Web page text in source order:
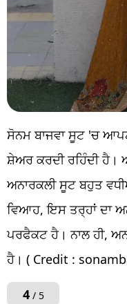
ਸੋਨਮ ਬਾਜਵਾ ਸੂਟ 'ਚ
ਸ਼ੇਅਰ ਕਰਦੀ ਰਹਿੰਦੀ ਹੈ।
ਅਨਾਰਕਲੀ ਸੂਟ ਬਹੁਤ
ਵਿਆਹ, ਇਸ ਤਰ੍ਹਾਂ ਦਾ
ਪਰਫੈਕਟ ਹੈ। ਨਾਲ ਹੀ,
ਹੈ। ( Credit :
4/ 5